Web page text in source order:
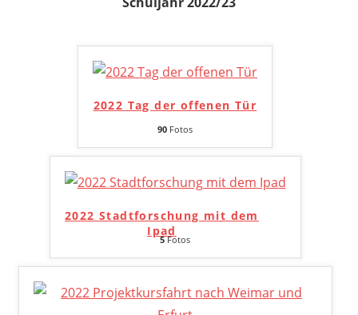
2022 Tag der offenen Tür
90 Fotos
2022 Stadtforschung mit dem
Ipad
5Fotos